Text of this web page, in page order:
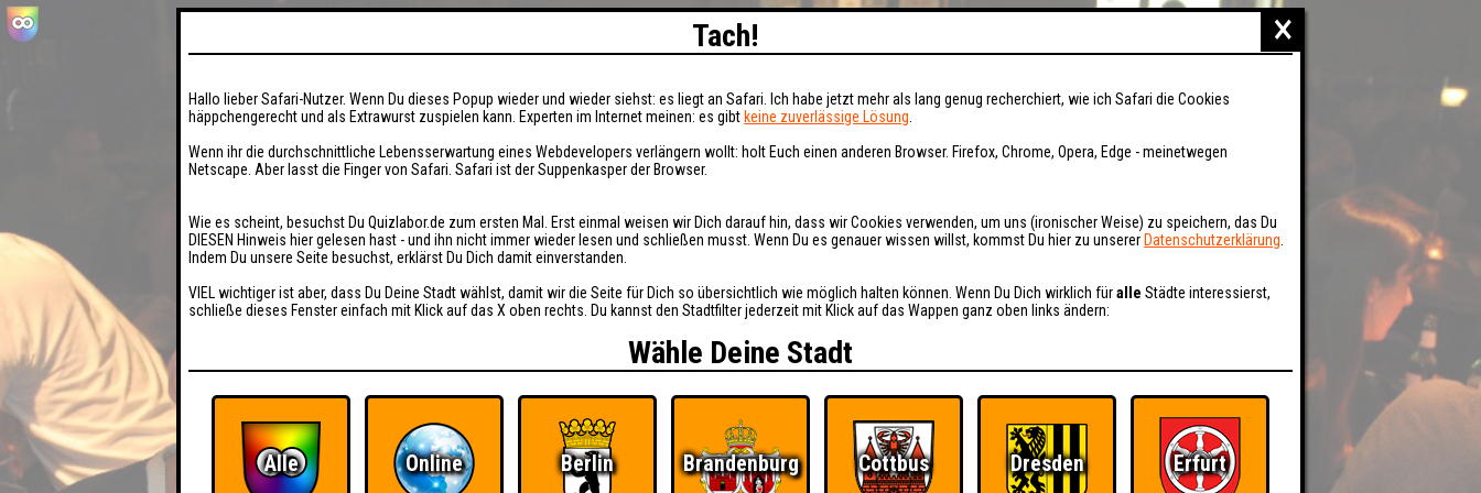
×
Tach!
Hallo lieber Safari-Nutzer. Wenn Du dieses Popup wieder und wieder siehst: es liegt an Safari. Ich habe jetzt mehr als lang genug recherchiert, wie ich Safari die Cookies
häppchengerecht und als Extrawurst zuspielen kann. Experten im Internet meinen: es gibt keine zuverlässige Lösung
Wenn ihr die durchschnittliche Lebensserwartung eines Webdevelopers verlängern wollt: holt Euch einen anderen Browser. Firefox, Chrome, Opera, Edge - meinetwegen
Netscape. Aber lasst die Finger von Safari. Safari ist der Suppenkasper der Browser.
Wie es scheint, besuchst Du Quizlabor.de zum ersten Mal. Erst einmal weisen wir Dich darauf hin, dass wir Cookies verwenden, um uns (ironischer Weise) zu speichern, das Du
DIESEN Hinweis hier gelesen hast - und ihn nicht immer wieder lesen und schließen musst. Wenn Du es genauer wissen willst, kommst Du hier zu unserer Datenschutzerklärung
Indem Du unsere Seite besuchst, erklärst Du Dich damit einverstanden.
VIEL wichtiger ist aber, dass Du Deine Stadt wählst, damit wir die Seite für Dich so übersichtlich wie möglich halten können. Wenn Du Dich wirklich füralle Städte interessierst,
schließe dieses Fenster einfach mit Klick auf das X oben rechts. Du kannst den Stadtfilter jederzeit mit Klick auf das Wappen ganz oben links ändern:
Wähle Deine Stadt
Alle Online Berlin Brandenburg Cottbus Dresden Erfurt